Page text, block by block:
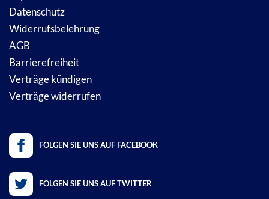
Datenschutz
Widerrufsbelehrung
AGB
Barrierefreiheit
Verträge kündigen
Verträge widerrufen
FOLGEN SIE UNS AUF FACEBOOK
FOLGEN SIE UNS AUF TWITTER